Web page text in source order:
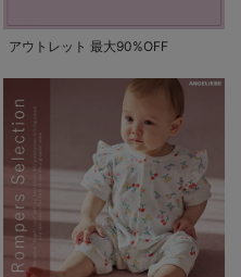
アウトレット 最大90%OFF